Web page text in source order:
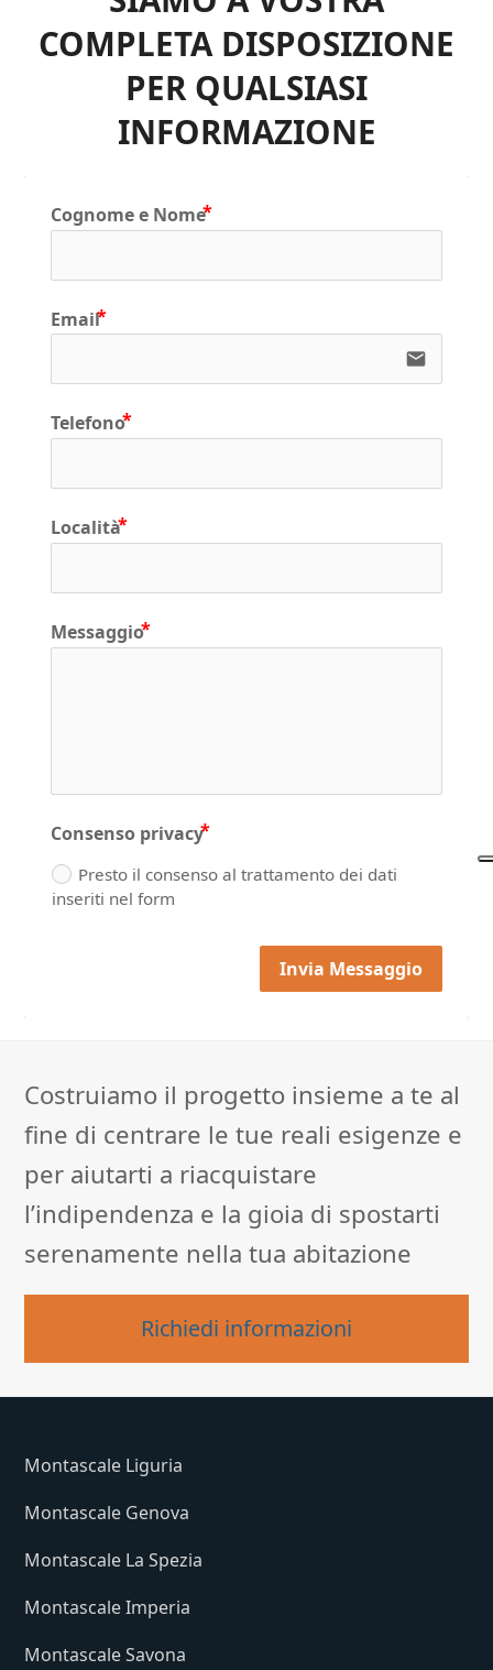
COMPLETA DISPOSIZIONE
PER QUALSIASI
INFORMAZIONE
Cognome e Nome
Email
email
Telefono
Località
Messaggio
Consenso privacy
Presto il consenso al trattamento dei dati
inseriti nel form
Invia Messaggio
Costruiamo il progetto insieme a te al
fine di centrare le tue reali esigenze e
per aiutarti a riacquistare
l’indipendenza e la gioia di spostarti
serenamente nella tua abitazione
Richiedi informazioni
Montascale Liguria
Montascale Genova
Montascale La Spezia
Montascale Imperia
Montascale Savona